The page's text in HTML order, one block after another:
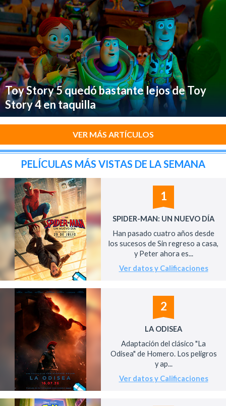
Toy Story 5 quedó bastante lejos de Toy
Story 4 en taquilla
VER MÁS ARTÍCULOS
PELÍCULAS MÁS VISTAS DE LA SEMANA
1
SPIDER-MAN: UN NUEVO DÍA
Han pasado cuatro años desde
los sucesos de Sin regreso a casa,
y Peter ahora es...
Ver datos y Calificaciones
2
LA ODISEA
Adaptación del clásico "La
Odisea" de Homero. Los peligros
y ap...
Ver datos y Calificaciones